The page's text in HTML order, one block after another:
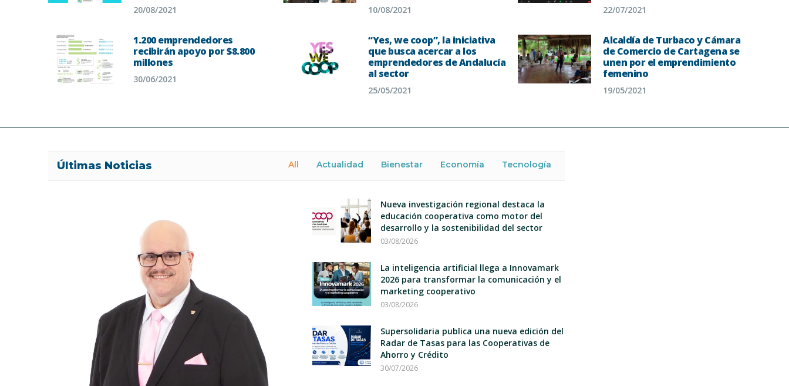
20/08/2021 10/08/2021 22/07/2021
1.200 emprendedores
recibirán apoyo por $8.800
millones
30/06/2021
“Yes, we coop”, la iniciativa
que busca acercar a los
emprendedores de Andalucía
al sector
25/05/2021
Alcaldía de Turbaco y Cámara
de Comercio de Cartagena se
unen por el emprendimiento
femenino
19/05/2021
Últimas Noticias All Actualidad Bienestar Economía Tecnología
Nueva investigación regional destaca la
educación cooperativa como motor del
desarrollo y la sostenibilidad del sector
03/08/2026
La inteligencia artificial llega a Innovamark
2026 para transformar la comunicación y el
marketing cooperativo
03/08/2026
Supersolidaria publica una nueva edición del
Radar de Tasas para las Cooperativas de
Ahorro y Crédito
30/07/2026